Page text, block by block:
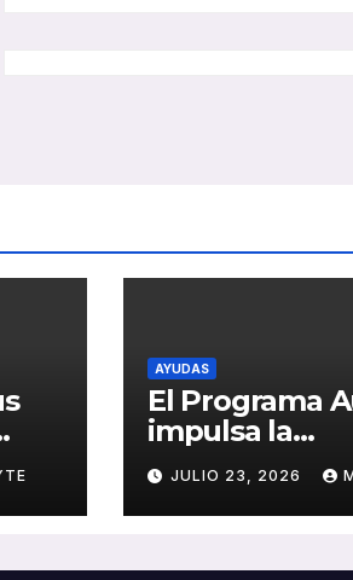
AYUDAS
El Programa
impulsa la
renovación de
con ayudas a
vehículos
JULIO 23, 2026